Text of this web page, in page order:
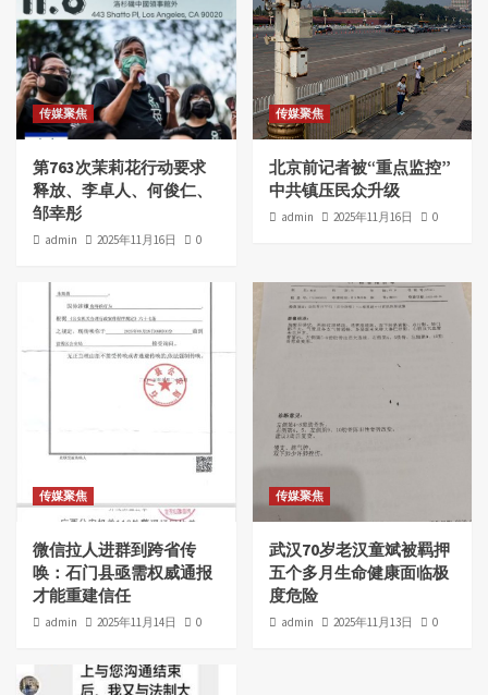
传媒聚焦
第763次茉莉花行动要求
释放、李卓人、何俊仁、
邹幸彤
admin 2025年11月16日 0
传媒聚焦
北京前记者被“重点监控”
中共镇压民众升级
admin 2025年11月16日 0
传媒聚焦
微信拉人进群到跨省传
唤：石门县亟需权威通报
才能重建信任
admin 2025年11月14日 0
传媒聚焦
武汉70岁老汉童斌被羁押
五个多月生命健康面临极
度危险
admin 2025年11月13日 0